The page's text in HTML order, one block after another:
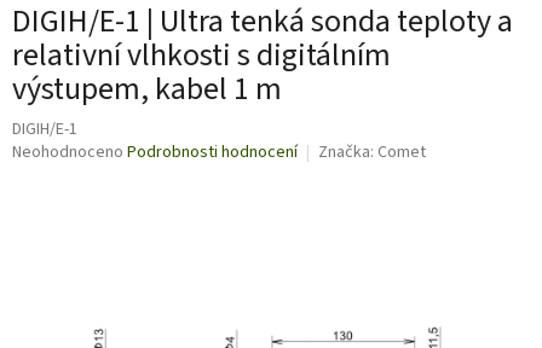
DIGIH/E-1 | Ultra tenká sonda teploty a
relativní vlhkosti s digitálním
výstupem, kabel 1 m
DIGIH/E-1
Průměrné
Neohodnoceno Podrobnosti hodnocení Značka: Comet